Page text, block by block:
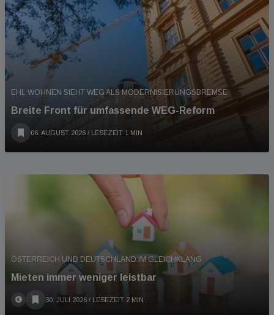
EHL WOHNEN SIEHT WEG ALS MODERNISIERUNGSBREMSE
Breite Front für umfassende WEG-Reform
06. AUGUST 2026 / LESEZEIT 1 MIN
ÖSTERREICH UND DEUTSCHLAND IM GLEICHKLANG
Mieten immer weniger leistbar
30. JULI 2026 / LESEZEIT 2 MIN